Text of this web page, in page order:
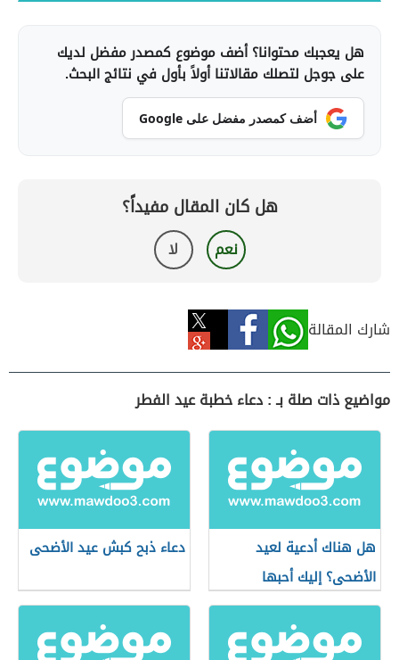
هل يعجبك محتوانا؟ أضف موضوع كمصدر مفضل لديك
على جوجل لتصلك مقالاتنا أولاً بأول في نتائج البحث.
أضف كمصدر مفضل على Google
هل كان المقال مفيداً؟
نعم لا
شارك المقالة
مواضيع ذات صلة بـ : دعاء خطبة عيد الفطر
هل هناك أدعية لعيد
الأضحى؟ إليك أحبها
دعاء ذبح كبش عيد الأضحى